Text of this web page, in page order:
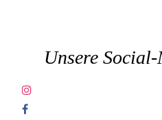
Unsere